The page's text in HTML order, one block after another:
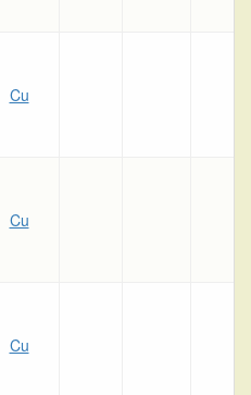
Cu
Cu
Cu